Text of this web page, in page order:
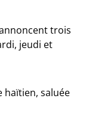
trois
jeudi et
haïtien, saluée